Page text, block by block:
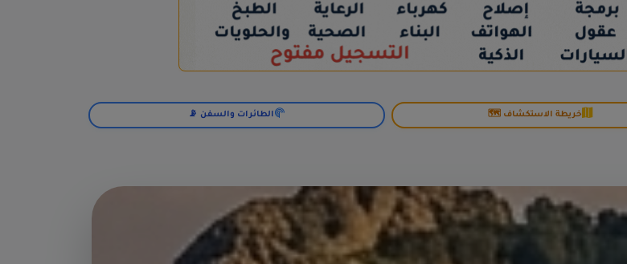
خريطة الاستكشاف 🗺️ الطائرات والسفن 📡